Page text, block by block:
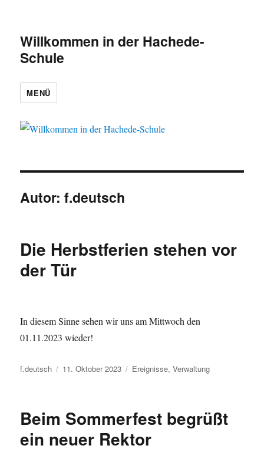
Willkommen in der Hachede-
Schule
MENÜ
Autor:f.deutsch
Die Herbstferien stehen vor
der Tür
In diesem Sinne sehen wir uns am Mittwoch den
01.11.2023 wieder!
Autor
f.deutsch
Veröffentlicht
11. Oktober 2023 Kategorien
Ereignisse,Verwaltung
Beim Sommerfest begrüßt
ein neuer Rektor